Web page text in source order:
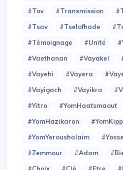
#Tov
#Transmission
#Tsav
#Tselofhade
#Témoignage
#Unité
#Vaethanan
#Vayakel
#Vayehi
#Vayera
#Vayigach
#Vayikra
#Yitro
#YomHaatsmaout
#YomHazikaron
#YomYeroushalaim
#Zemmour
#adam
#choix
#clé #etre